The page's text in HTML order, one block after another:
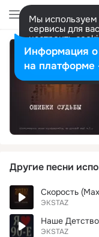
Мы используем
сервисы для
настроить
представитель.
Разрешить все
Другие песни
ЭКSТАZ
Наше Детство
ЭКSТАZ
Информация о
на платформе